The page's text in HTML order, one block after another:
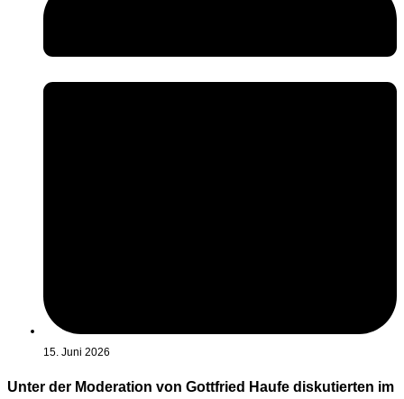
15. Juni 2026
Unter der Moderation von Gottfried Haufe diskutierten im